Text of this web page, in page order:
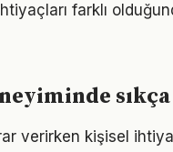
farklı
verirken kişisel